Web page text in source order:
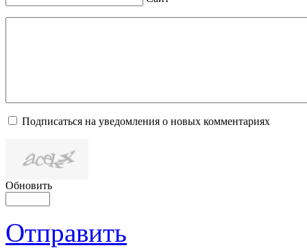
Подписаться на уведомления о новых комментариях
Обновить
Отправить